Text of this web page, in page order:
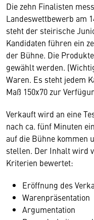
Die zehn Finalisten
Landeswettbewerb am
steht der steirische
Kandidaten führen ein
der Bühne. Die
gewählt werden.
Waren. Es steht jedem
Maß 150x70 zur
Verkauft wird an eine
nach ca. fünf Minuten
auf die Bühne kommen
stellen. Der Inhalt wird
Kriterien bewertet:
Eröffnung des
Warenpräsentation
Argumentation